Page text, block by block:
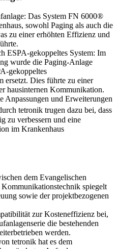
Das System FN 6000®
sowohl Paging als auch die
zu einer erhöhten Effizienz und
ESPA-gekoppeltes System: Im
wurde die Paging-Anlage
gekoppeltes
ersetzt. Dies führte zu einer
hausinternen Kommunikation.
Anpassungen und Erweiterungen
tetronik trugen dazu bei, dass
zu verbessern und eine
im Krankenhaus
dem Evangelischen
spiegelt
sowie der projektbezogenen
zur Kosteneffizienz bei,
die bestehenden
werden.
tetronik hat es dem